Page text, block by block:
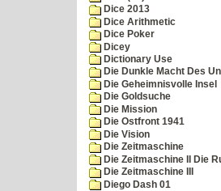
Dice 2013
Dice Arithmetic
Dice Poker
Dicey
Dictionary Use
Die Dunkle Macht Des
Die Geheimnisvolle Insel
Die Goldsuche
Die Mission
Die Ostfront 1941
Die Vision
Die Zeitmaschine
Die Zeitmaschine II Die
Die Zeitmaschine III
Diego Dash 01